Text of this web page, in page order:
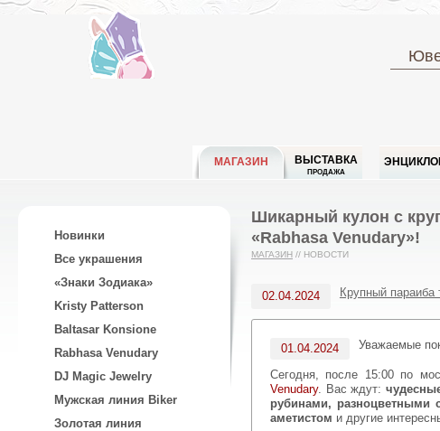
МАГАЗИН ВЫСТАВКА
ПРОДАЖА
Новинки
Все украшения
«Знаки Зодиака»
Kristy Patterson
Baltasar Konsione
Rabhasa Venudary
DJ Magic Jewelry
Мужская линия Biker
Золотая линия
Шикарный кулон с
«Rabhasa Venudary»!
МАГАЗИН // НОВОСТИ
02.04.2024 Крупный
01.04.2024 Уважаемые
Сегодня, после 15:00 по
Venudary. Вас ждут:
рубинами,
аметистом и другие